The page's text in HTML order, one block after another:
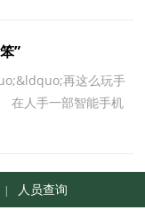
”
再这么玩手
人手一部智能手机
提醒&rdqu
人员查询